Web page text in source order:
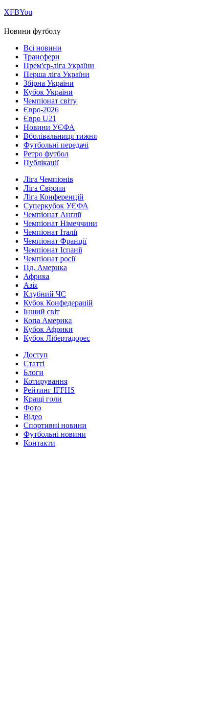
ХFBYou
Новини футболу
Всі новини
Трансфери
Прем'єр-ліга України
Перша ліга України
Збірна України
Кубок України
Чемпіонат світу
Євро-2026
Євро U21
Новини УЄФА
Вболівальниця тижня
Футбольні передачі
Ретро футбол
Публікації
Ліга Чемпіонів
Ліга Європи
Ліга Конференцій
Суперкубок УЄФА
Чемпіонат Англії
Чемпіонат Німеччини
Чемпіонат Італії
Чемпіонат Франції
Чемпіонат Іспанії
Чемпіонат росії
Пд. Америка
Африка
Азія
Клубний ЧС
Кубок Конфедерацій
Інший світ
Копа Америка
Кубок Африки
Кубок Лібертадорес
Доступ
Статті
Блоги
Котирування
Рейтинг IFFHS
Кращі голи
Фото
Відео
Спортивні новини
Футбольні новини
Контакти